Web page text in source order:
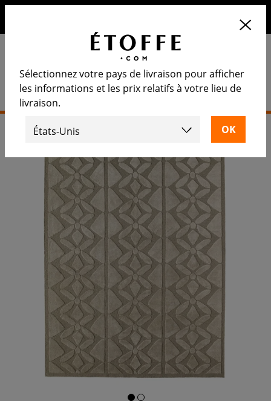
Sélectionnez votre pays de livraison pour afficher
les informations et les prix relatifs à votre lieu de
livraison.